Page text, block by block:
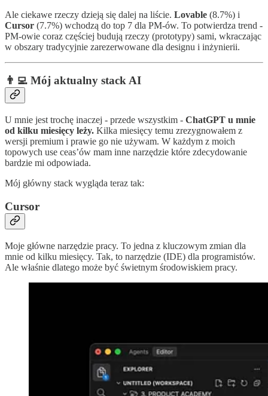
Ale ciekawe rzeczy dzieją się dalej na liście. Lovable (8.7%) i
Cursor (7.7%) wchodzą do top 7 dla PM-ów. To potwierdza trend -
PM-owie coraz częściej budują rzeczy (prototypy) sami, wkraczając
w obszary tradycyjnie zarezerwowane dla designu i inżynierii.
👨‍💻 Mój aktualny stack AI
U mnie jest trochę inaczej - przede wszystkim - ChatGPT u mnie
od kilku miesięcy leży. Kilka miesięcy temu zrezygnowałem z
wersji premium i prawie go nie używam. W każdym z moich
topowych use ceas’ów mam inne narzędzie które zdecydowanie
bardzie mi odpowiada.
Mój główny stack wygląda teraz tak:
Cursor
Moje główne narzędzie pracy. To jedna z kluczowym zmian dla
mnie od kilku miesięcy. Tak, to narzędzie (IDE) dla programistów.
Ale właśnie dlatego może być świetnym środowiskiem pracy.